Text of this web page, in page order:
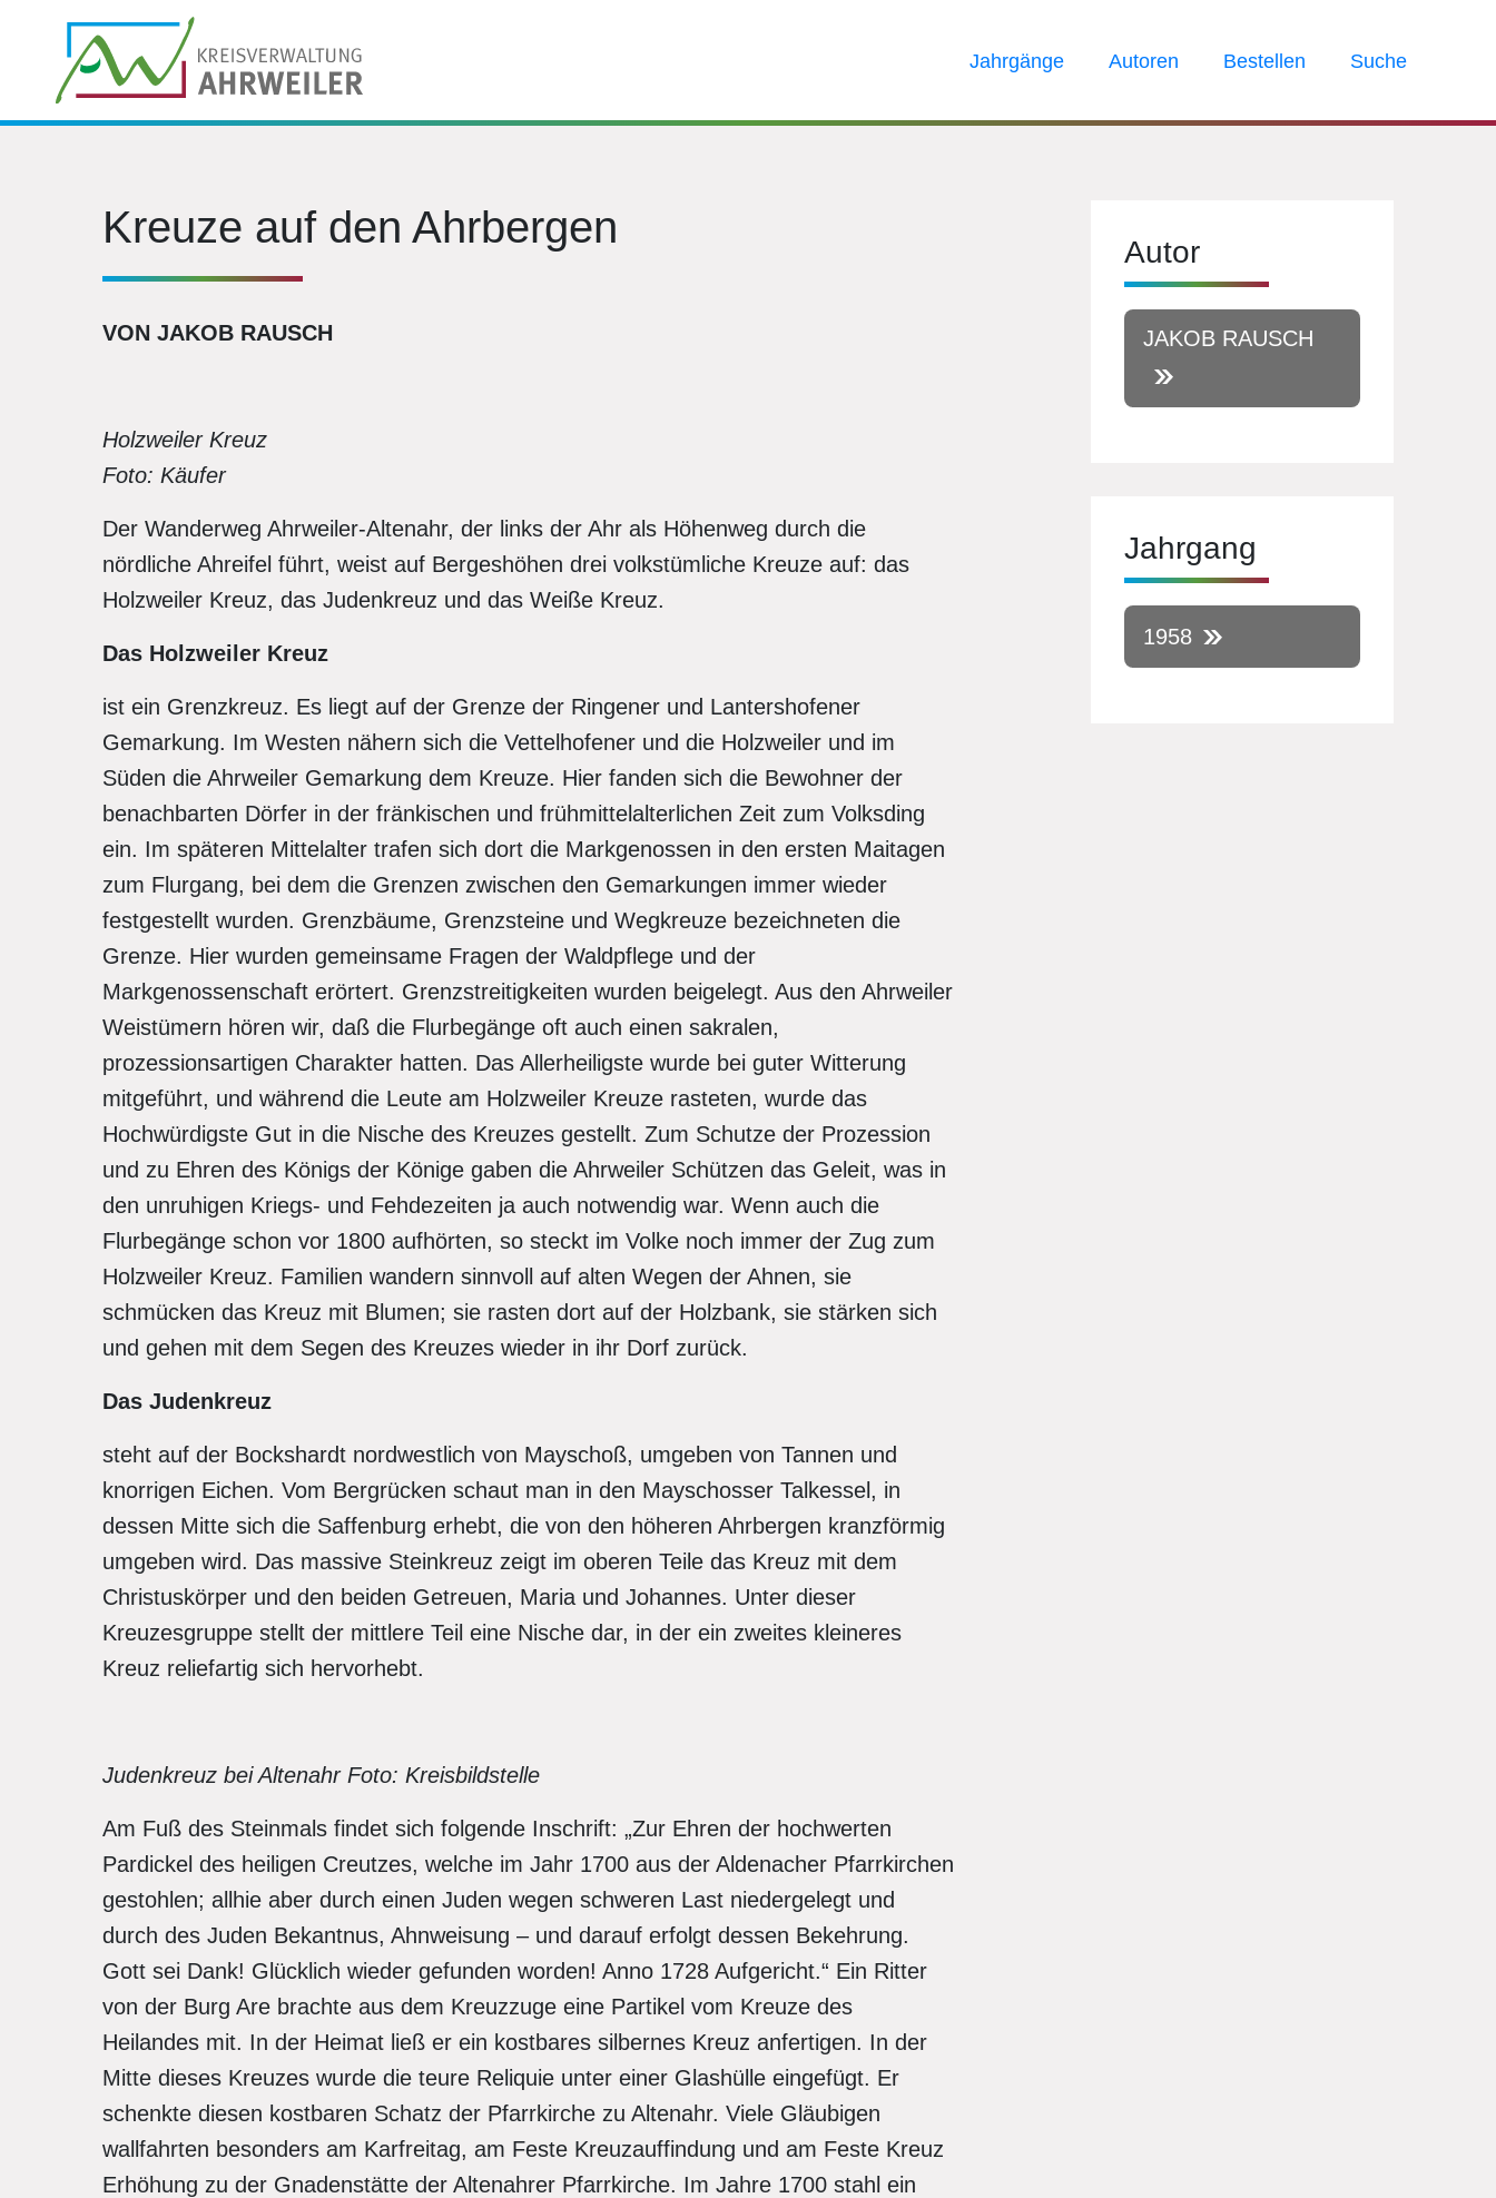
Jahrgänge Autoren Bestellen Suche
Kreuze auf den Ahrbergen
VON JAKOB RAUSCH
Holzweiler Kreuz
Foto: Käufer
Der Wanderweg Ahrweiler-Altenahr, der links der Ahr als Höhenweg durch die
nördliche Ahreifel führt, weist auf Bergeshöhen drei volkstümliche Kreuze auf: das
Holzweiler Kreuz, das Judenkreuz und das Weiße Kreuz.
Das Holzweiler Kreuz
ist ein Grenzkreuz. Es liegt auf der Grenze der Ringener und Lantershofener
Gemarkung. Im Westen nähern sich die Vettelhofener und die Holzweiler und im
Süden die Ahrweiler Gemarkung dem Kreuze. Hier fanden sich die Bewohner der
benachbarten Dörfer in der fränkischen und frühmittelalterlichen Zeit zum Volksding
ein. Im späteren Mittelalter trafen sich dort die Markgenossen in den ersten Maitagen
zum Flurgang, bei dem die Grenzen zwischen den Gemarkungen immer wieder
festgestellt wurden. Grenzbäume, Grenzsteine und Wegkreuze bezeichneten die
Grenze. Hier wurden gemeinsame Fragen der Waldpflege und der
Markgenossenschaft erörtert. Grenzstreitigkeiten wurden beigelegt. Aus den Ahrweiler
Weistümern hören wir, daß die Flurbegänge oft auch einen sakralen,
prozessionsartigen Charakter hatten. Das Allerheiligste wurde bei guter Witterung
mitgeführt, und während die Leute am Holzweiler Kreuze rasteten, wurde das
Hochwürdigste Gut in die Nische des Kreuzes gestellt. Zum Schutze der Prozession
und zu Ehren des Königs der Könige gaben die Ahrweiler Schützen das Geleit, was in
den unruhigen Kriegs- und Fehdezeiten ja auch notwendig war. Wenn auch die
Flurbegänge schon vor 1800 aufhörten, so steckt im Volke noch immer der Zug zum
Holzweiler Kreuz. Familien wandern sinnvoll auf alten Wegen der Ahnen, sie
schmücken das Kreuz mit Blumen; sie rasten dort auf der Holzbank, sie stärken sich
und gehen mit dem Segen des Kreuzes wieder in ihr Dorf zurück.
Das Judenkreuz
steht auf der Bockshardt nordwestlich von Mayschoß, umgeben von Tannen und
knorrigen Eichen. Vom Bergrücken schaut man in den Mayschosser Talkessel, in
dessen Mitte sich die Saffenburg erhebt, die von den höheren Ahrbergen kranzförmig
umgeben wird. Das massive Steinkreuz zeigt im oberen Teile das Kreuz mit dem
Christuskörper und den beiden Getreuen, Maria und Johannes. Unter dieser
Kreuzesgruppe stellt der mittlere Teil eine Nische dar, in der ein zweites kleineres
Kreuz reliefartig sich hervorhebt.
Judenkreuz bei Altenahr Foto: Kreisbildstelle
Am Fuß des Steinmals findet sich folgende Inschrift: „Zur Ehren der hochwerten
Pardickel des heiligen Creutzes, welche im Jahr 1700 aus der Aldenacher Pfarrkirchen
gestohlen; allhie aber durch einen Juden wegen schweren Last niedergelegt und
durch des Juden Bekantnus, Ahnweisung – und darauf erfolgt dessen Bekehrung.
Gott sei Dank! Glücklich wieder gefunden worden! Anno 1728 Aufgericht.“ Ein Ritter
von der Burg Are brachte aus dem Kreuzzuge eine Partikel vom Kreuze des
Heilandes mit. In der Heimat ließ er ein kostbares silbernes Kreuz anfertigen. In der
Mitte dieses Kreuzes wurde die teure Reliquie unter einer Glashülle eingefügt. Er
schenkte diesen kostbaren Schatz der Pfarrkirche zu Altenahr. Viele Gläubigen
wallfahrten besonders am Karfreitag, am Feste Kreuzauffindung und am Feste Kreuz
Erhöhung zu der Gnadenstätte der Altenahrer Pfarrkirche. Im Jahre 1700 stahl ein
Autor
JAKOB RAUSCH
Jahrgang
1958